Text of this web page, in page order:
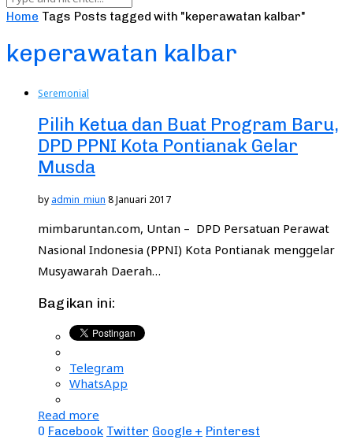
Home Tags Posts tagged with "keperawatan kalbar"
keperawatan kalbar
Seremonial
Pilih Ketua dan Buat Program Baru,
DPD PPNI Kota Pontianak Gelar
Musda
by admin_miun 8 Januari 2017
mimbaruntan.com, Untan – DPD Persatuan Perawat
Nasional Indonesia (PPNI) Kota Pontianak menggelar
Musyawarah Daerah…
Bagikan ini:
Telegram
WhatsApp
Read more
0 Facebook Twitter Google + Pinterest